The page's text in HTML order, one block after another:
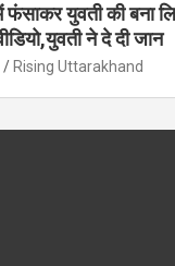
युवती की बना
ने दे दी जान
Rising Uttarakhand